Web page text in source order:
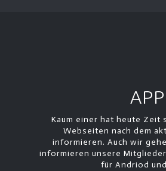
APP
Kaum einer hat heute Zeit
Webseiten nach dem
informieren. Auch wir
informieren unsere
für Andriod